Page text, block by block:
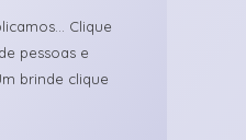
Clique
pessoas e
brinde clique